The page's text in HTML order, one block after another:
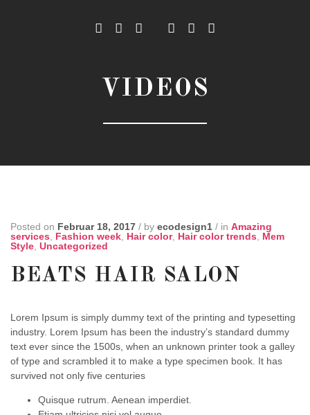
VIDEOS
Posted on Februar 18, 2017 / by ecodesign1 / in Amazing
services
Fashion week Hair color, Hair color trends
Mem
Style Uncategorized
BEATS HAIR SALON
Lorem Ipsum is simply dummy text of the printing and typesetting
industry. Lorem Ipsum has been the industry’s standard dummy
text ever since the 1500s, when an unknown printer took a galley
of type and scrambled it to make a type specimen book. It has
survived not only five centuries
Quisque rutrum. Aenean imperdiet.